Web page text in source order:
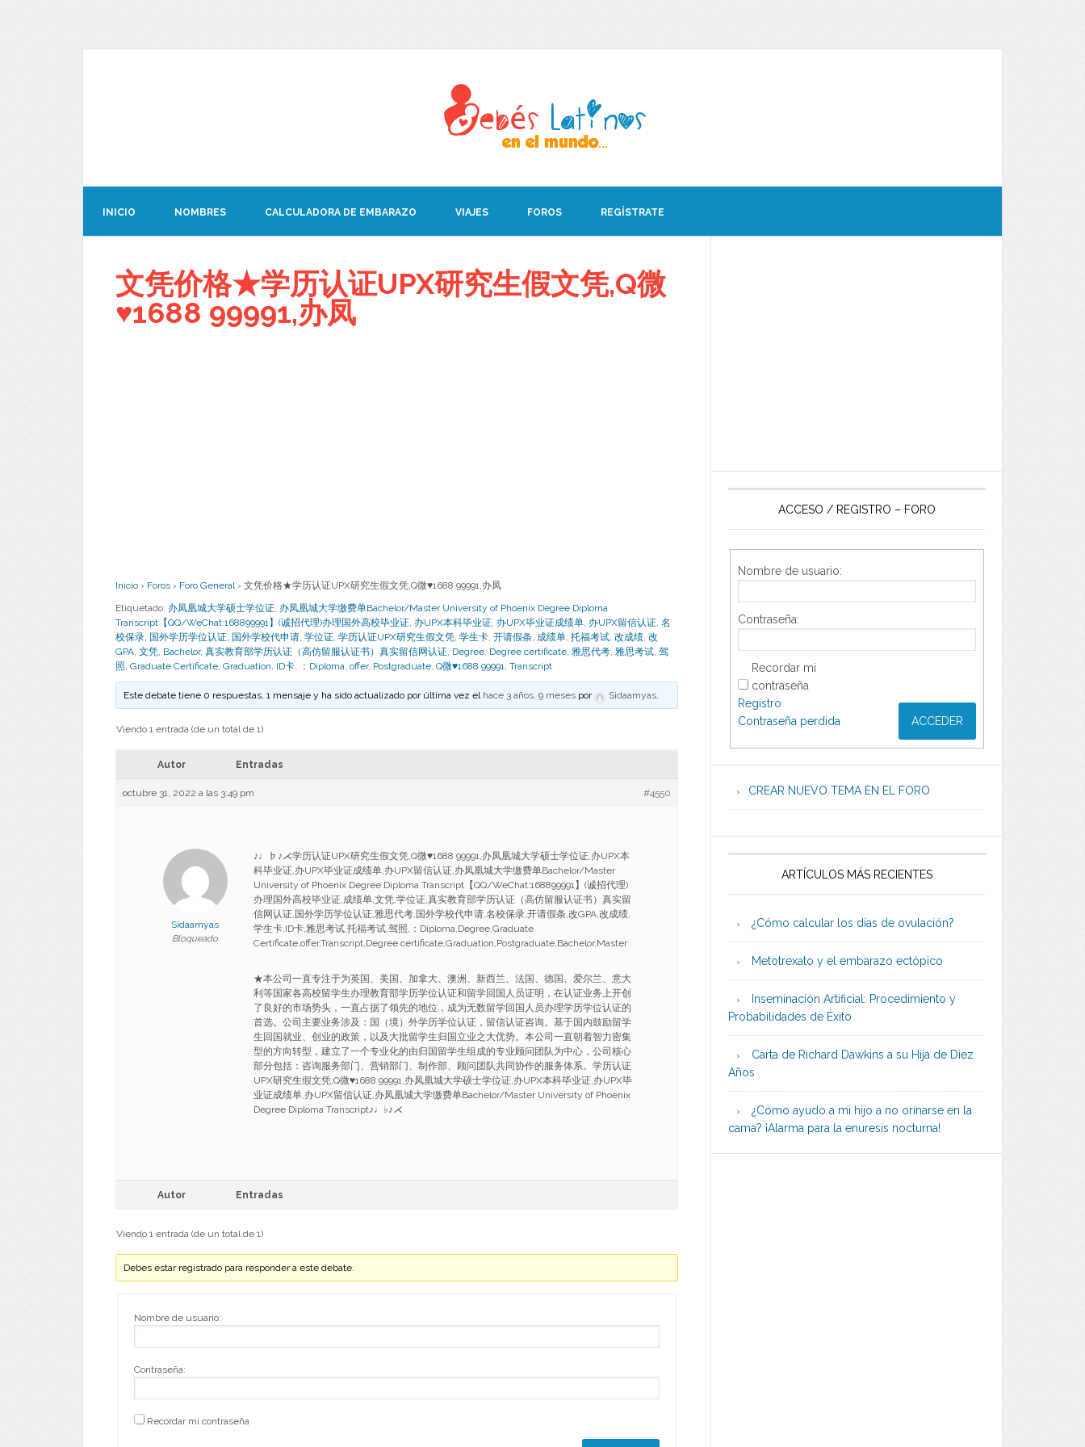
INICIO NOMBRES CALCULADORA DE EMBARAZO VIAJES FOROS REGÍSTRATE
文凭价格★学历认证UPX研究生假文凭,Q微
♥1688 99991,办凤
Inicio › Foros › Foro General › 文凭价格★学历认证UPX研究生假文凭,Q微♥1688 99991,办凤
Etiquetado: 办凤凰城大学硕士学位证, 办凤凰城大学缴费单Bachelor/Master University of Phoenix Degree Diploma
Transcript【QQ/WeChat:168899991】(诚招代理)办理国外高校毕业证, 办UPX本科毕业证, 办UPX毕业证成绩单, 办UPX留信认证, 名
校保录, 国外学历学位认证, 国外学校代申请, 学位证, 学历认证UPX研究生假文凭, 学生卡, 开请假条, 成绩单, 托福考试, 改成绩, 改
GPA, 文凭, Bachelor, 真实教育部学历认证（高仿留服认证书）真实留信网认证, Degree, Degree certificate, 雅思代考, 雅思考试, 驾
照, Graduate Certificate, Graduation, ID卡, ：Diploma, offer, Postgraduate, Q微♥1688 99991, Transcript
Este debate tiene 0 respuestas, 1 mensaje y ha sido actualizado por última vez el hace 3 años, 9 meses por Sidaamyas.
Viendo 1 entrada (de un total de 1)
Autor Entradas
octubre 31, 2022 a las 3:49 pm #4550
Sidaamyas
Bloqueado
♪♩♭♪⋌学历认证UPX研究生假文凭,Q微♥1688 99991,办凤凰城大学硕士学位证,办UPX本
科毕业证,办UPX毕业证成绩单,办UPX留信认证,办凤凰城大学缴费单Bachelor/Master
University of Phoenix Degree Diploma Transcript【QQ/WeChat:168899991】(诚招代理)
办理国外高校毕业证,成绩单,文凭,学位证,真实教育部学历认证（高仿留服认证书）真实留
信网认证,国外学历学位认证,雅思代考,国外学校代申请,名校保录,开请假条,改GPA,改成绩,
学生卡,ID卡,雅思考试,托福考试,驾照,：Diploma,Degree,Graduate
Certificate,offer,Transcript,Degree certificate,Graduation,Postgraduate,Bachelor,Master
★本公司一直专注于为英国、美国、加拿大、澳洲、新西兰、法国、德国、爱尔兰、意大
利等国家各高校留学生办理教育部学历学位认证和留学回国人员证明，在认证业务上开创
了良好的市场势头，一直占据了领先的地位，成为无数留学回国人员办理学历学位认证的
首选。公司主要业务涉及：国（境）外学历学位认证，留信认证咨询。基于国内鼓励留学
生回国就业、创业的政策，以及大批留学生归国立业之大优势。本公司一直朝着智力密集
型的方向转型，建立了一个专业化的由归国留学生组成的专业顾问团队为中心，公司核心
部分包括：咨询服务部门、营销部门、制作部、顾问团队共同协作的服务体系。学历认证
UPX研究生假文凭,Q微♥1688 99991,办凤凰城大学硕士学位证,办UPX本科毕业证,办UPX毕
业证成绩单,办UPX留信认证,办凤凰城大学缴费单Bachelor/Master University of Phoenix
Degree Diploma Transcript♪♩♭♪⋌
Autor Entradas
Viendo 1 entrada (de un total de 1)
Debes estar registrado para responder a este debate.
Nombre de usuario:
Contraseña:
Recordar mi contraseña
ACCESO / REGISTRO – FORO
Nombre de usuario:
Contraseña:
Recordar mi
contraseña
ACCEDER
Registro
Contraseña perdida
CREAR NUEVO TEMA EN EL FORO
ARTÍCULOS MÁS RECIENTES
¿Cómo calcular los días de ovulación?
Metotrexato y el embarazo ectópico
Inseminación Artificial: Procedimiento y
Probabilidades de Éxito
Carta de Richard Dawkins a su Hija de Diez
Años
¿Cómo ayudo a mi hijo a no orinarse en la
cama? ¡Alarma para la enuresis nocturna!